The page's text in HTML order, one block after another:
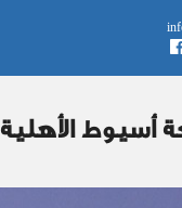
أسيوط الأهلية